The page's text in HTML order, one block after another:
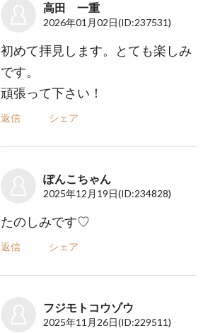
高田 一重
2026年01月02日(ID:237531)
初めて拝見します。とても楽しみ
です。
頑張って下さい！
返信 シェア
ぽんこちゃん
2025年12月19日(ID:234828)
たのしみです♡
返信 シェア
フジモトコウゾウ
2025年11月26日(ID:229511)